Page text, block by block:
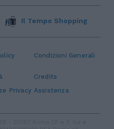
Condizioni Generali
Credits
Privacy Assistenza
Il Tempo Shopping